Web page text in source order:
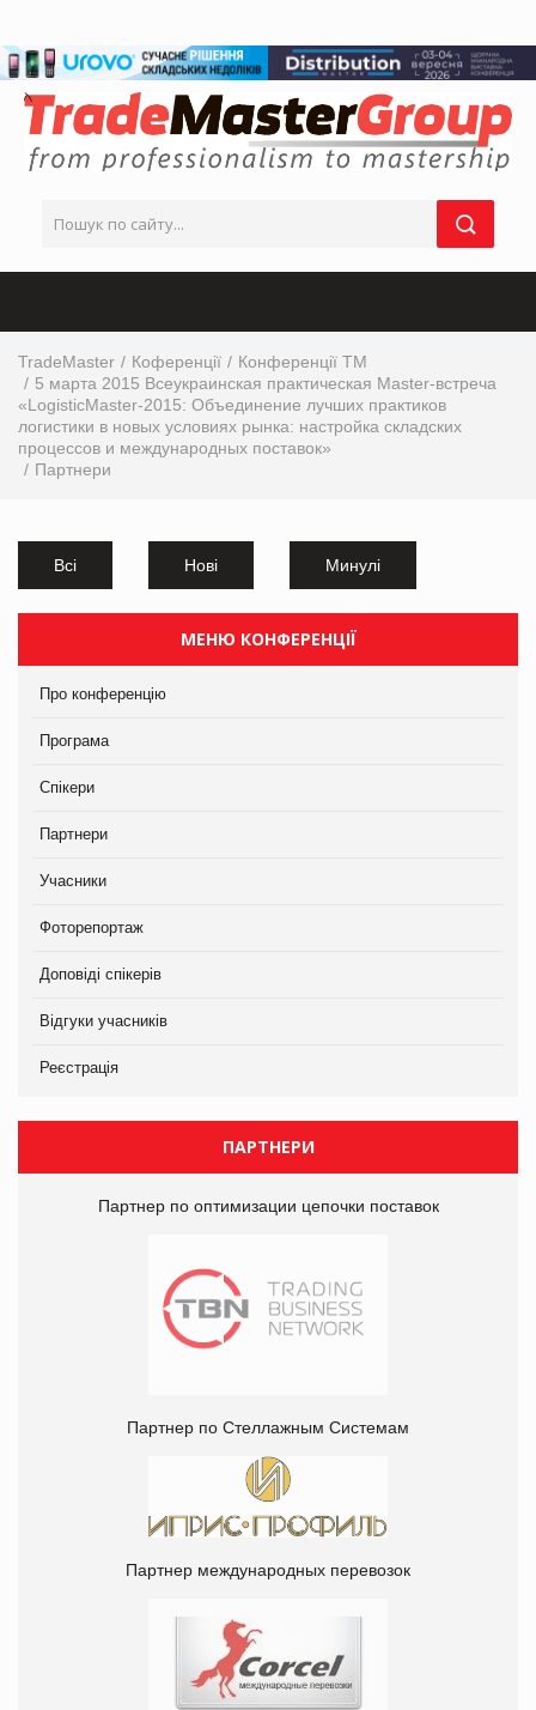
TradeMaster Коференції
Конференції ТМ
5 марта 2015 Всеукраинская практическая Master-встреча
«LogisticMaster-2015: Объединение лучших практиков
логистики в новых условиях рынка: настройка складских
процессов и международных поставок»
Партнери
Всі Нові Минулі
МЕНЮ КОНФЕРЕНЦІЇ
Про конференцію
Програма
Спікери
Партнери
Учасники
Фоторепортаж
Доповіді спікерів
Відгуки учасників
Реєстрація
ПАРТНЕРИ
Партнер по оптимизации цепочки поставок
Партнер по Стеллажным Системам
Партнер международных перевозок